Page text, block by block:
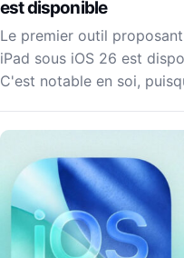
est disponible
Le premier outil
iPad sous iOS 26 est
C'est notable en soi,